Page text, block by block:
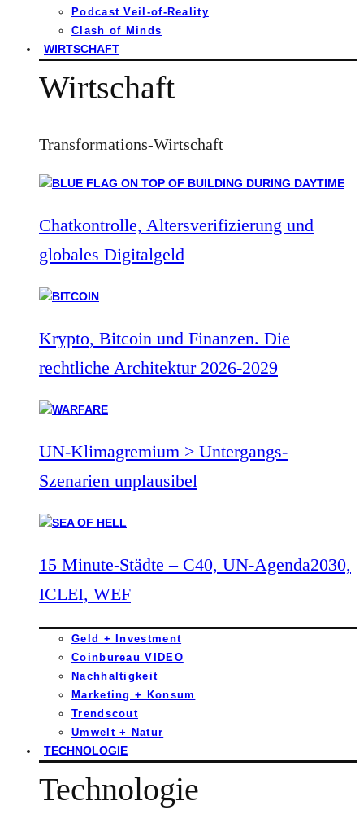
Podcast Veil-of-Reality
Clash of Minds
WIRTSCHAFT
Wirtschaft
Transformations-Wirtschaft
Chatkontrolle, Altersverifizierung und
globales Digitalgeld
Krypto, Bitcoin und Finanzen. Die
rechtliche Architektur 2026-2029
UN-Klimagremium > Untergangs-
Szenarien unplausibel
15 Minute-Städte – C40, UN-Agenda2030,
ICLEI, WEF
Geld + Investment
Coinbureau VIDEO
Nachhaltigkeit
Marketing + Konsum
Trendscout
Umwelt + Natur
TECHNOLOGIE
Technologie